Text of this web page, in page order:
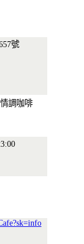
號
調咖啡